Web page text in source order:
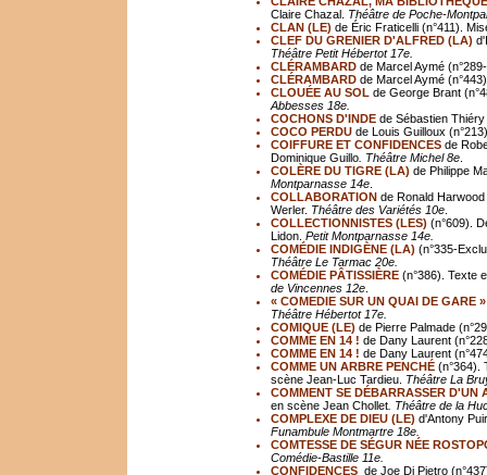
Claire Chazal. Théâtre de Poche-
CLAN (LE) de Éric Fraticelli (n°411).
CLEF DU GRENIER D'ALFRED (LA)
Théâtre Petit Hébertot 17e.
CLÉRAMBARD de Marcel Aymé
CLÉRAMBARDde Marcel Aymé
CLOUÉE AU SOL de George Brant
Abbesses 18e.
COCHONS D'INDEde Sébastien Thiéry
COCO PERDUde Louis Guilloux
COIFFURE ET CONFIDENCES de
Dominique Guillo. Théâtre Michel 8e.
COLÈRE DU TIGRE (LA) de Philippe
Montparnasse 14e.
COLLABORATIONde Ronald Harwood
Werler. Théâtre des Variétés 10e.
COLLECTIONNISTES (LES) (n°609).
Lidon. Petit Montparnasse 14e.
COMÉDIE INDIGÈNE (LA) (n°335-
Théâtre Le Tarmac 20e.
COMÉDIE PÂTISSIÈRE(n°386). Texte
de Vincennes 12e.
« COMEDIE SUR UN QUAI DE GARE »
Théâtre Hébertot 17e.
COMIQUE (LE) de Pierre Palmade
COMME EN 14 ! de Dany Laurent
COMME EN 14 ! de Dany Laurent
COMME UN ARBRE PENCHÉ(n°364).
scène Jean-Luc Tardieu. Théâtre La
COMMENT SE DÉBARRASSER D'UN
en scène Jean Chollet. Théâtre de la
COMPLEXE DE DIEU (LE) d'Antony
Funambule Montmartre 18e.
COMTESSE DE SÉGUR NÉE
Comédie-Bastille 11e.
CONFIDENCES de Joe Di Pietro